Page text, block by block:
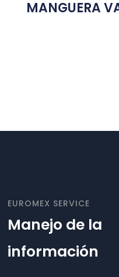
MANGUERA
EUROMEX SERVICE
Manejo de la
información